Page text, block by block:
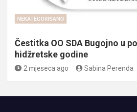
NEKATEGORISANO
Čestitka OO SDA Bugojno u
hidžretske godine
2 mjeseca ago Sabina Perenda